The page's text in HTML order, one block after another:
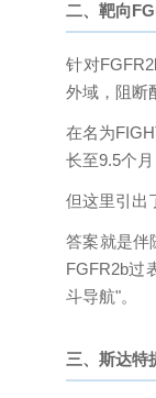
二、靶向
针对
外域，阻断
在名为
长至9.5个
但这里引出
答案就是伴
FGFR2b过
斗导航"。
三、斯达特